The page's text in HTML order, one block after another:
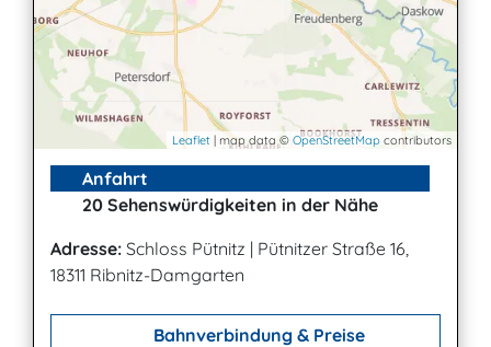
Leaflet | map data © OpenStreetMap contributors
Anfahrt
20 Sehenswürdigkeiten in der Nähe
Adresse: Schloss Pütnitz | Pütnitzer Straße 16,
18311 Ribnitz-Damgarten
Bahnverbindung & Preise